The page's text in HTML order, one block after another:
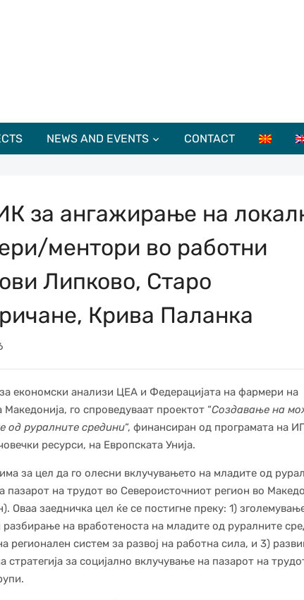
NEWS AND EVENTS CONTACT
за ангажирање на
ментори во работни
Липково, Старо
Крива Паланка
економски анализи ЦЕА и Федерацијата на фармери на
Македонија, го спроведуваат проектот “Создавање на
од руралните средини“, финансиран од програмата на
ресурси, на Европската Унија.
за цел да го олесни вклучувањето на младите од
пазарот на трудот во Североисточниот регион во
Оваа заедничка цел ќе се постигне преку: 1)
на вработеноста на младите од руралните
регионален систем за развој на работна сила, и 3)
стратегија за социјално вклучување на пазарот на